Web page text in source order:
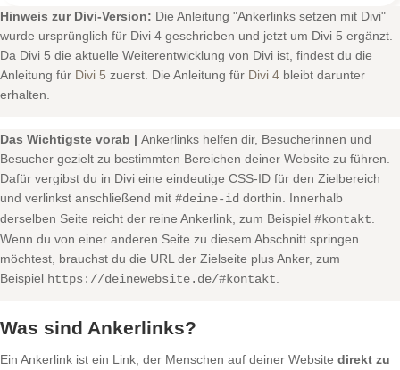
Hinweis zur Divi-Version: Die Anleitung "Ankerlinks setzen mit Divi"
wurde ursprünglich für Divi 4 geschrieben und jetzt um Divi 5 ergänzt.
Da Divi 5 die aktuelle Weiterentwicklung von Divi ist, findest du die
Anleitung für Divi 5 zuerst. Die Anleitung für Divi 4 bleibt darunter
erhalten.
Das Wichtigste vorab | Ankerlinks helfen dir, Besucherinnen und
Besucher gezielt zu bestimmten Bereichen deiner Website zu führen.
Dafür vergibst du in Divi eine eindeutige CSS-ID für den Zielbereich
und verlinkst anschließend mit #deine-id dorthin. Innerhalb
derselben Seite reicht der reine Ankerlink, zum Beispiel #kontakt
Wenn du von einer anderen Seite zu diesem Abschnitt springen
möchtest, brauchst du die URL der Zielseite plus Anker, zum
Beispiel https://deinewebsite.de/#kontakt
Was sind Ankerlinks?
Ein Ankerlink ist ein Link, der Menschen auf deiner Website direkt zu